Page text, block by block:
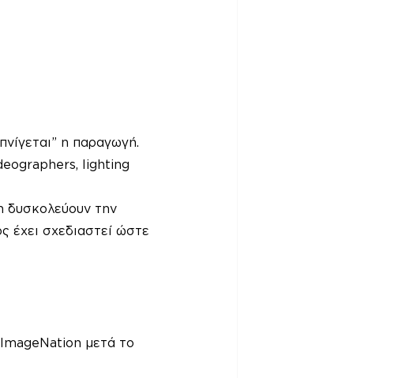
η παραγωγή.
lighting
δυσκολεύουν την
έχει σχεδιαστεί ώστε
μετά το